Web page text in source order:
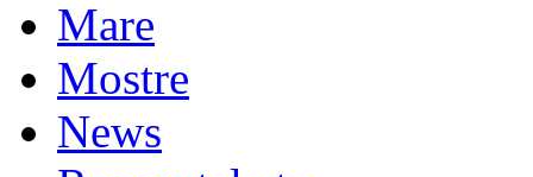
Mare
Mostre
News